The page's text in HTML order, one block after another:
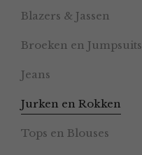
Blazers & Jassen
Broeken en Jumpsuits
Jeans
Jurken en Rokken
Tops en Blouses